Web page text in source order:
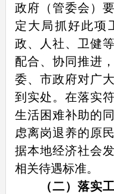
政府（管委会）
定大局抓好此项
政、人社、卫健
配合、协同推进
委、市政府对广
到实处。在落实
生活困难补助的
虑离岗退养的原
据本地经济社会
相关待遇标准。
（二）落实工